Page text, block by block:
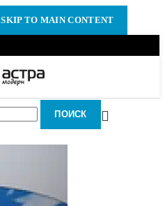
SKIP TO MAIN CONTENT
ПОИСК